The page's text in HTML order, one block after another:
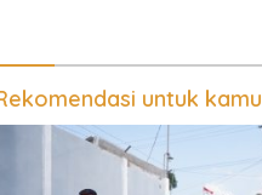
untuk kamu